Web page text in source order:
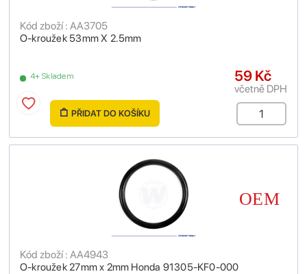
O-kroužek 53mm X 2.5mm
Kód zboží : AA3705
4+ Skladem 59 Kč
včetně DPH
PŘIDAT DO KOŠÍKU
O-kroužek 27mm x 2mm Honda 91305-KF0-000
Kód zboží : AA4943